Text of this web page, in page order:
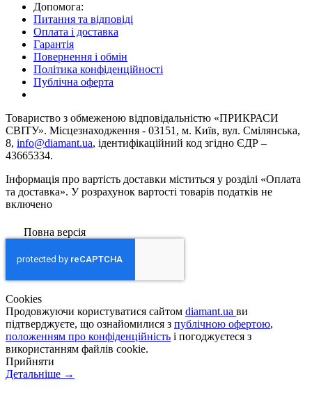
Допомога:
Питання та відповіді
Оплата і доставка
Гарантія
Повернення і обмін
Політика конфіденційності
Публічна оферта
Товариство з обмеженою вiдповiдальнiстю «ПРИКРАСИ
СВІТУ». Місцезнаходження - 03151, м. Київ, вул. Смілянська,
8, info@diamant.ua, ідентифікаційний код згідно ЄДР –
43665334.
Інформація про вартість доставки міститься у розділі «Оплата
та доставка». У розрахунок вартості товарів податків не
включено
Повна версія
Сookies
Продовжуючи користуватися сайтом diamant.ua ви
підтверджуєте, що ознайомилися з публічною офертою,
положенням про конфіденційність і погоджуєтеся з
використанням файлів cookie.
Прийняти
Детальніше →